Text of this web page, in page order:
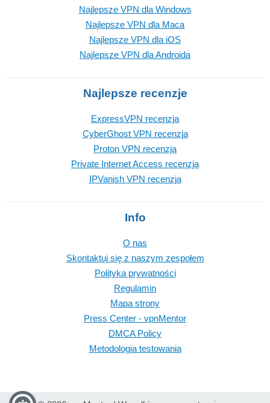
Najlepsze VPN dla Windows
Najlepsze VPN dla Maca
Najlepsze VPN dla iOS
Najlepsze VPN dla Androida
Najlepsze recenzje
ExpressVPN recenzja
CyberGhost VPN recenzja
Proton VPN recenzja
Private Internet Access recenzja
IPVanish VPN recenzja
Info
O nas
Skontaktuj się z naszym zespołem
Polityka prywatności
Regulamin
Mapa strony
Press Center - vpnMentor
DMCA Policy
Metodologia testowania